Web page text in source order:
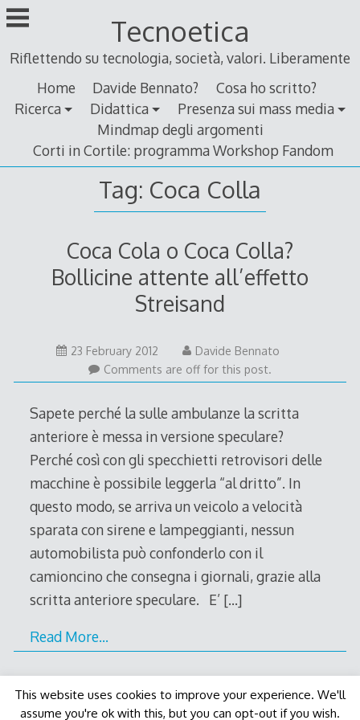
Skip
to
Tecnoetica
Riflettendo su tecnologia, società, valori. Liberamente
Home
Davide Bennato?
Cosa ho scritto?
Ricerca
Didattica
Presenza sui mass media
Mindmap degli argomenti
Corti in Cortile: programma Workshop Fandom
Tag: Coca Colla
Coca Cola o Coca Colla?
Bollicine attente all’effetto
Streisand
23 February 201210
March
2012
Davide Bennato
Comments are off for this post.
Sapete perché la sulle ambulanze la scritta
anteriore è messa in versione speculare?
Perché così con gli specchietti retrovisori delle
macchine è possibile leggerla “al dritto”. In
questo modo, se arriva un veicolo a velocità
sparata con sirene e lampeggianti, nessun
automobilista può confonderlo con il
camioncino che consegna i giornali, grazie alla
scritta anteriore speculare. E’ […]
Read More…
This website uses cookies to improve your experience. We'll
assume you're ok with this, but you can opt-out if you wish.